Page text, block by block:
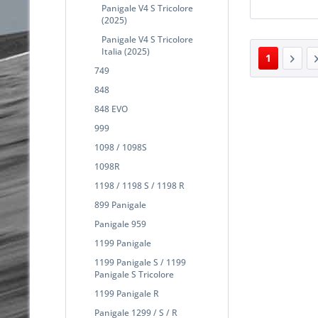
Panigale V4 S Tricolore
(2025)
Panigale V4 S Tricolore
Italia (2025)
749
848
848 EVO
999
1098 / 1098S
1098R
1198 / 1198 S / 1198 R
899 Panigale
Panigale 959
1199 Panigale
1199 Panigale S / 1199
Panigale S Tricolore
1199 Panigale R
Panigale 1299 / S / R
1